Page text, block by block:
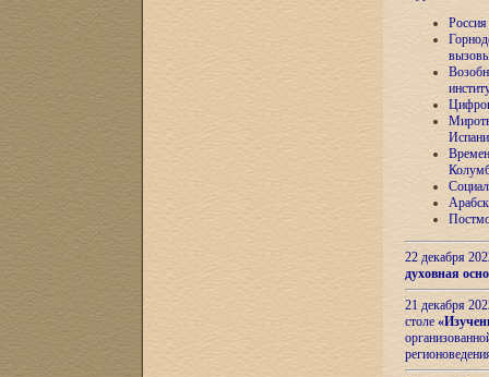
22 декабря
духовная
21 декабря
столе